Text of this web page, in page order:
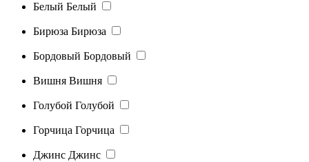
Белый Белый
Бирюза Бирюза
Бордовый Бордовый
Вишня Вишня
Голубой Голубой
Горчица Горчица
Джинс Джинс